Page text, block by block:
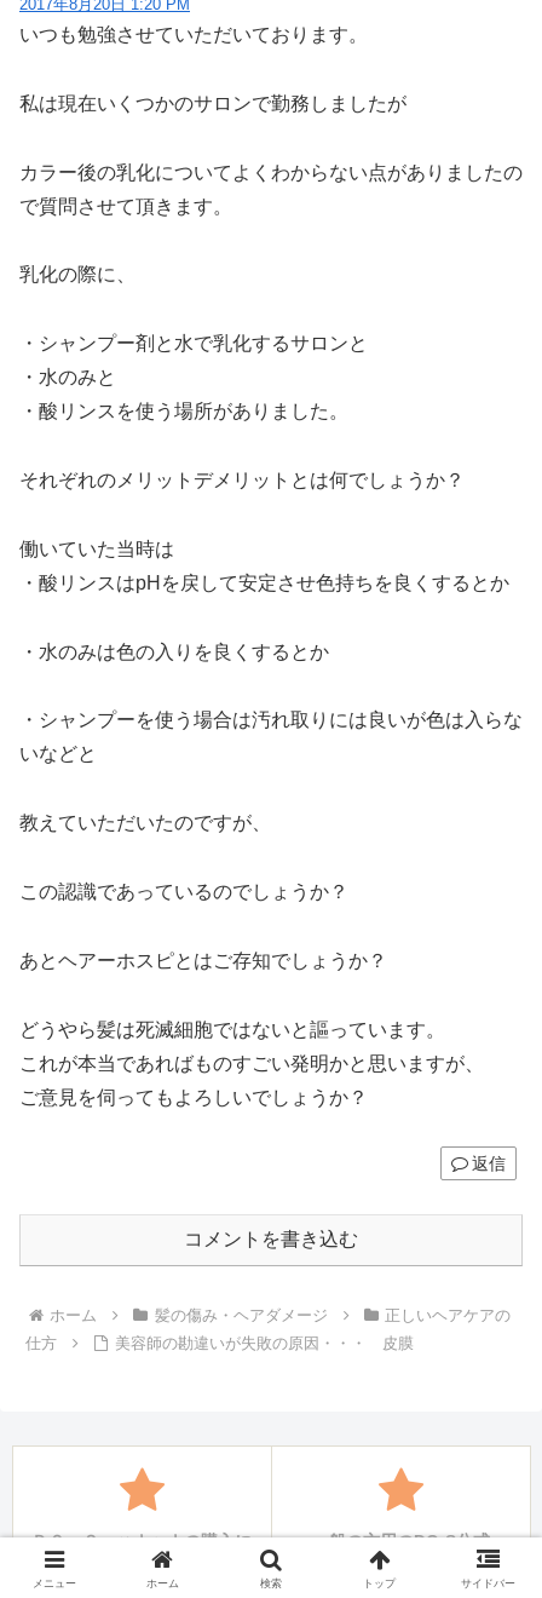
2017年8月20日 1:20 PM
いつも勉強させていただいております。
私は現在いくつかのサロンで勤務しましたが
カラー後の乳化についてよくわからない点がありましたの
で質問させて頂きます。
乳化の際に、
・シャンプー剤と水で乳化するサロンと
・水のみと
・酸リンスを使う場所がありました。
それぞれのメリットデメリットとは何でしょうか？
働いていた当時は
・酸リンスはpHを戻して安定させ色持ちを良くするとか
・水のみは色の入りを良くするとか
・シャンプーを使う場合は汚れ取りには良いが色は入らな
いなどと
教えていただいたのですが、
この認識であっているのでしょうか？
あとヘアーホスピとはご存知でしょうか？
どうやら髪は死滅細胞ではないと謳っています。
これが本当であればものすごい発明かと思いますが、
ご意見を伺ってもよろしいでしょうか？
返信
コメントを書き込む
ホーム 髪の傷み・ヘアダメージ
正しいヘアケアの
仕方
美容師の勘違いが失敗の原因・・・ 皮膜
ＤＯ－Ｓ・ハナヘナの購入に
ついて
一般の方用のDO-S公式
SHOP
メニュー ホーム 検索 トップ サイドバー